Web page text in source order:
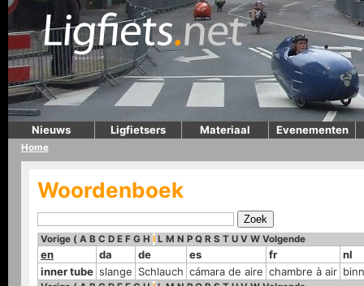
Nieuws Ligfietsers Materiaal Evenementen
Home
Woordenboek
Vorige ( A B C D E F G H I L M N P Q R S T U V W Volgende
en da de es fr
nl
inner tube slange Schlauch cámara de aire chambre à air